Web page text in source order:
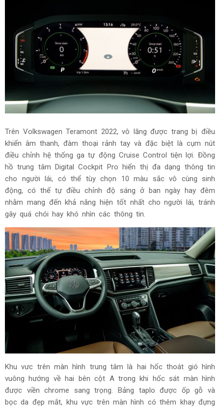
Trên Volkswagen Teramont 2022, vô lăng được trang bị điều
khiển âm thanh, đàm thoại rảnh tay và đặc biệt là cụm nút
điều chỉnh hệ thống ga tự động Cruise Control tiện lợi. Đồng
hồ trung tâm Digital Cockpit Pro hiển thị đa dạng thông tin
cho người lái, có thể tùy chọn 10 màu sắc vô cùng sinh
động, có thể tự điều chỉnh độ sáng ở ban ngày hay đêm
nhằm mang đến khả năng hiện tốt nhất cho người lái, tránh
gây quá chói hay khó nhìn các thông tin.
Khu vưc trên màn hình trung tâm là hai hốc thoát gió hình
vuông hướng về hai bên cột A trong khi hốc sát màn hình
được viền chrome sang trọng. Bảng taplo được ốp gỗ và
bọc da đẹp mắt, khu vực trên màn hình có thêm khay đựng